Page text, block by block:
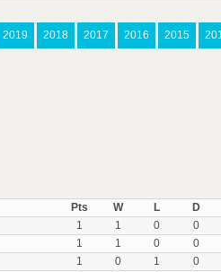
2019 2018 2017 2016 2015
Pts
W L D
1 1 0 0
1 1 0 0
1 0 1 0